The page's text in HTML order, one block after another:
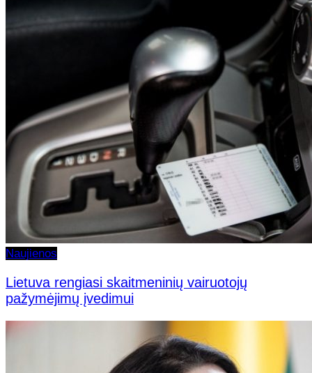
Naujienos
Lietuva rengiasi skaitmeninių vairuotojų
pažymėjimų įvedimui